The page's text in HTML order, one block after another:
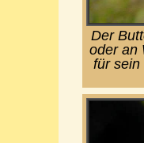
Der
oder an
für sein